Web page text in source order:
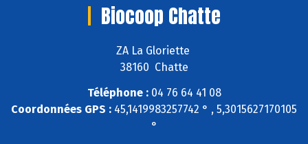
Biocoop Chatte
ZA La Gloriette
38160 Chatte
Téléphone :04 76 64 41 08
Coordonnées GPS : 45,1419983257742 ° , 5,3015627170105
°